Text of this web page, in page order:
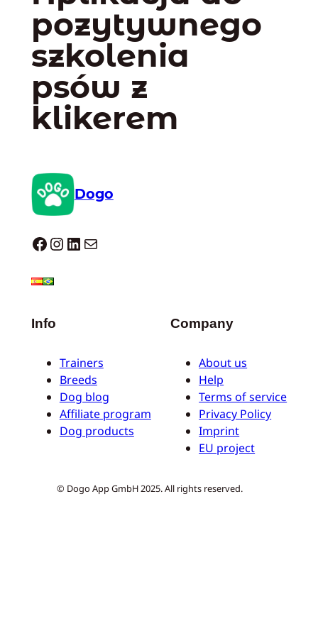
pozytywnego
szkolenia
psów z
klikerem
Dogo
Dogo facebook InstagramLinkedIn Mail
Info
Trainers
Breeds
Dog blog
Affiliate program
Dog products
Company
About us
Help
Terms of service
Privacy Policy
Imprint
EU project
© Dogo App GmbH 2025. All rights reserved.